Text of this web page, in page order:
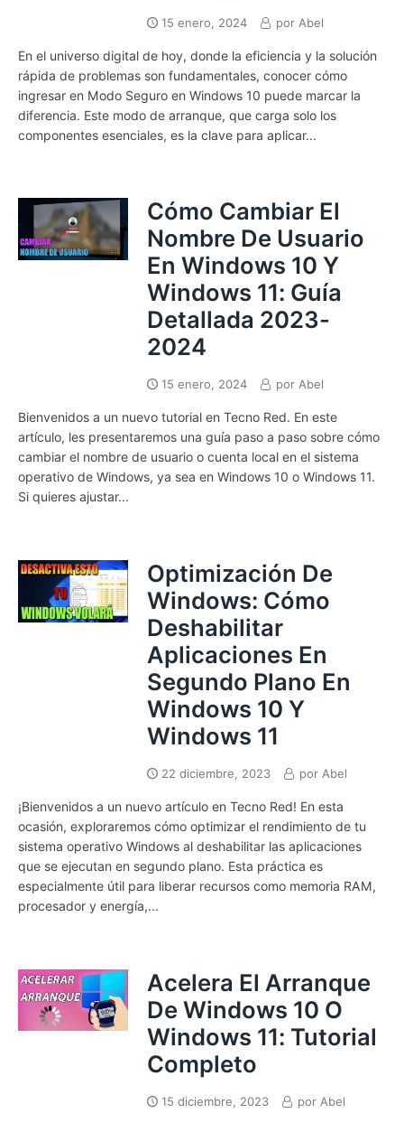
15 enero, 2024 por Abel
En el universo digital de hoy, donde la eficiencia y la solución
rápida de problemas son fundamentales, conocer cómo
ingresar en Modo Seguro en Windows 10 puede marcar la
diferencia. Este modo de arranque, que carga solo los
componentes esenciales, es la clave para aplicar...
Cómo Cambiar El
Nombre De Usuario
En Windows 10 Y
Windows 11: Guía
Detallada 2023-
2024
15 enero, 2024 por Abel
Bienvenidos a un nuevo tutorial en Tecno Red. En este
artículo, les presentaremos una guía paso a paso sobre cómo
cambiar el nombre de usuario o cuenta local en el sistema
operativo de Windows, ya sea en Windows 10 o Windows 11.
Si quieres ajustar...
Optimización De
Windows: Cómo
Deshabilitar
Aplicaciones En
Segundo Plano En
Windows 10 Y
Windows 11
22 diciembre, 2023 por Abel
¡Bienvenidos a un nuevo artículo en Tecno Red! En esta
ocasión, exploraremos cómo optimizar el rendimiento de tu
sistema operativo Windows al deshabilitar las aplicaciones
que se ejecutan en segundo plano. Esta práctica es
especialmente útil para liberar recursos como memoria RAM,
procesador y energía,...
Acelera El Arranque
De Windows 10 O
Windows 11: Tutorial
Completo
15 diciembre, 2023 por Abel